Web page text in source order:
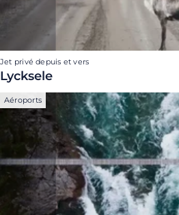
Jet privé depuis et vers
Lycksele
Aéroports